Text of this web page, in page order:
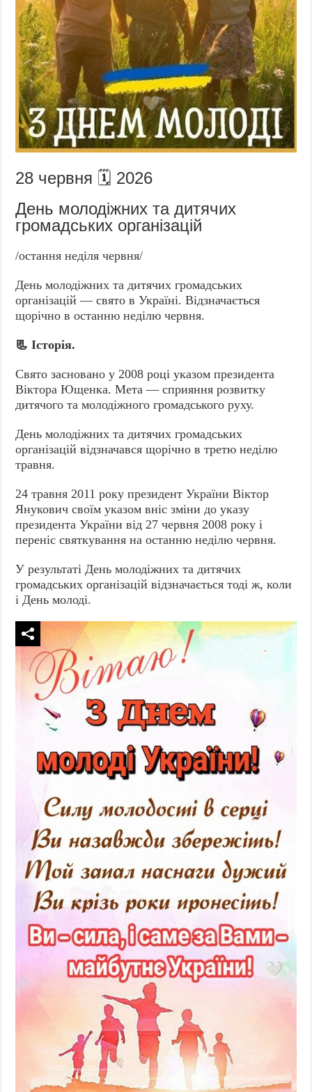
28 червня 🗓️ 2026
День молодіжних та дитячих
громадських організацій
/остання неділя червня/
День молодіжних та дитячих громадських
організацій — свято в Україні. Відзначається
щорічно в останню неділю червня.
📃 Історія.
Свято засновано у 2008 році указом президента
Віктора Ющенка. Мета — сприяння розвитку
дитячого та молодіжного громадського руху.
День молодіжних та дитячих громадських
організацій відзначався щорічно в третю неділю
травня.
24 травня 2011 року президент України Віктор
Янукович своїм указом вніс зміни до указу
президента України від 27 червня 2008 року і
переніс святкування на останню неділю червня.
У результаті День молодіжних та дитячих
громадських організацій відзначається тоді ж, коли
і День молоді.